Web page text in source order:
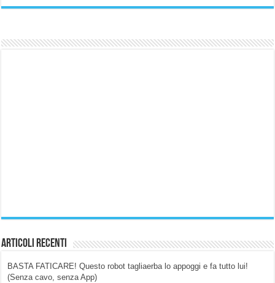
Articoli Recenti
BASTA FATICARE! Questo robot tagliaerba lo appoggi e fa tutto lui!
(Senza cavo, senza App)